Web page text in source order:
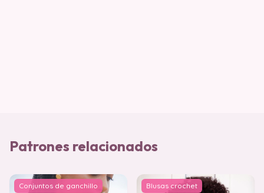
Patrones relacionados
Conjuntos de ganchillo Blusas crochet